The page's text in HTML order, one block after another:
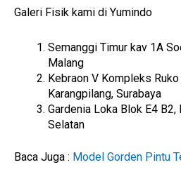
Galeri Fisik kami di Yumindo
Semanggi Timur kav 1A
Malang
Kebraon V Kompleks
Karangpilang, Surabaya
Gardenia Loka Blok E4 B2,
Selatan
Baca Juga : Model Gorden Pintu